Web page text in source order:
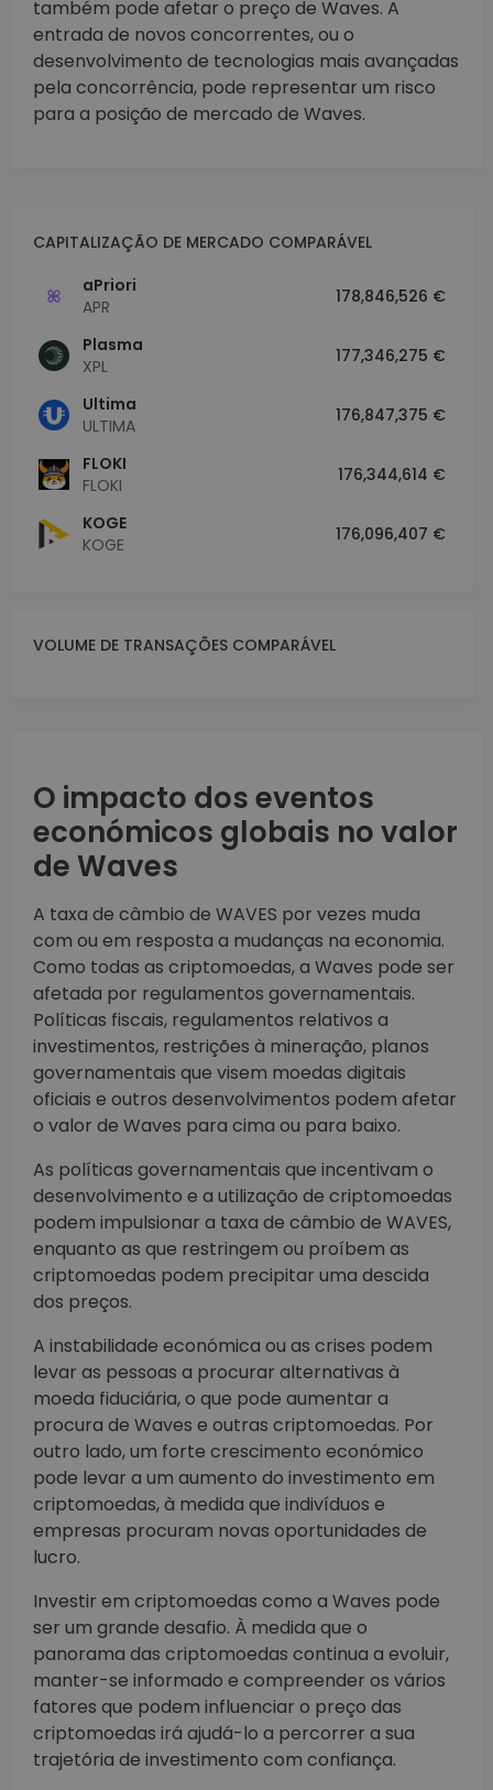
também pode afetar o preço de Waves. A
entrada de novos concorrentes, ou o
desenvolvimento de tecnologias mais avançadas
pela concorrência, pode representar um risco
para a posição de mercado de Waves.
CAPITALIZAÇÃO DE MERCADO COMPARÁVEL
aPriori
APR
178,846,526 €
Plasma
XPL
177,346,275 €
Ultima
ULTIMA
176,847,375 €
FLOKI
FLOKI
176,344,614 €
KOGE
KOGE
176,096,407 €
VOLUME DE TRANSAÇÕES COMPARÁVEL
O impacto dos eventos
económicos globais no valor
de Waves
A taxa de câmbio de WAVES por vezes muda
com ou em resposta a mudanças na economia.
Como todas as criptomoedas, a Waves pode ser
afetada por regulamentos governamentais.
Políticas fiscais, regulamentos relativos a
investimentos, restrições à mineração, planos
governamentais que visem moedas digitais
oficiais e outros desenvolvimentos podem afetar
o valor de Waves para cima ou para baixo.
As políticas governamentais que incentivam o
desenvolvimento e a utilização de criptomoedas
podem impulsionar a taxa de câmbio de WAVES,
enquanto as que restringem ou proíbem as
criptomoedas podem precipitar uma descida
dos preços.
A instabilidade económica ou as crises podem
levar as pessoas a procurar alternativas à
moeda fiduciária, o que pode aumentar a
procura de Waves e outras criptomoedas. Por
outro lado, um forte crescimento económico
pode levar a um aumento do investimento em
criptomoedas, à medida que indivíduos e
empresas procuram novas oportunidades de
lucro.
Investir em criptomoedas como a Waves pode
ser um grande desafio. À medida que o
panorama das criptomoedas continua a evoluir,
manter-se informado e compreender os vários
fatores que podem influenciar o preço das
criptomoedas irá ajudá-lo a percorrer a sua
trajetória de investimento com confiança.